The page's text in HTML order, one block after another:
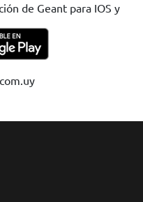
de Geant para IOS y